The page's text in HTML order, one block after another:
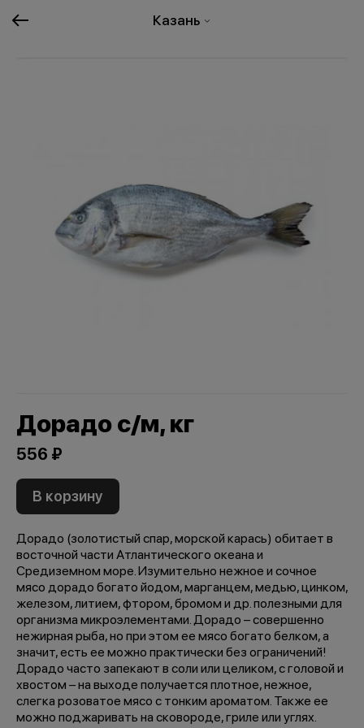
Казань
Дорадо с/м, кг
556 ₽
В корзину
Дорадо (золотистый спар, морской карась) обитает в
восточной части Атлантического океана и
Средиземном море. Изумительно нежное и сочное
мясо дорадо богато йодом, марганцем, медью, цинком,
железом, литием, фтором, бромом и др. полезными для
организма микроэлементами. Дорадо – совершенно
нежирная рыба, но при этом ее мясо богато белком, а
значит, есть ее можно практически без ограничений!
Дорадо часто запекают в соли или целиком, с головой и
хвостом – на выходе получается плотное, нежное,
слегка розоватое мясо с тонким ароматом. Также ее
можно поджаривать на сковороде, гриле или углях.